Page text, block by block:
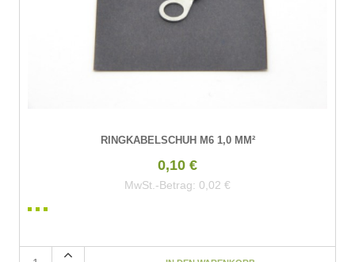
RINGKABELSCHUH M6 1,0 MM²
0,10 €
MwSt.-Betrag: 0,02 €